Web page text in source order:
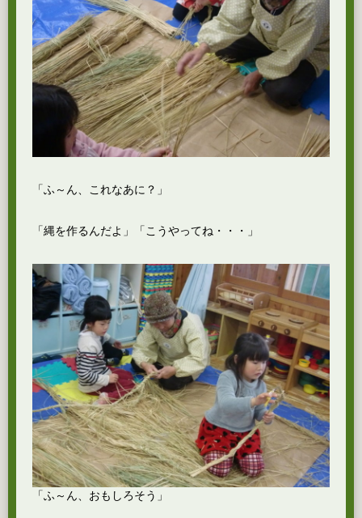
「ふ～ん、これなあに？」
「縄を作るんだよ」「こうやってね・・・」
「ふ～ん、おもしろそう」